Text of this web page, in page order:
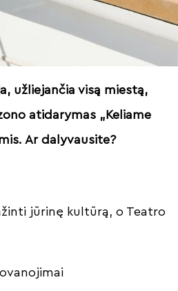
užliejančia visą miestą,
atidarymas „Keliame
Ar dalyvausite?
jūrinę kultūrą, o Teatro